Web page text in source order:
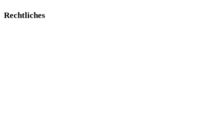
Rechtliches